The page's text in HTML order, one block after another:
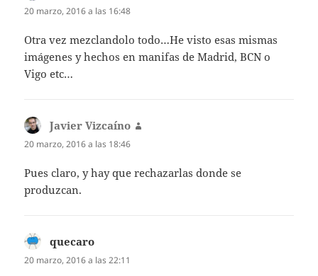
20 marzo, 2016 a las 16:48
Otra vez mezclandolo todo…He visto esas mismas
imágenes y hechos en manifas de Madrid, BCN o
Vigo etc…
Javier Vizcaíno
20 marzo, 2016 a las 18:46
Pues claro, y hay que rechazarlas donde se
produzcan.
quecaro
20 marzo, 2016 a las 22:11